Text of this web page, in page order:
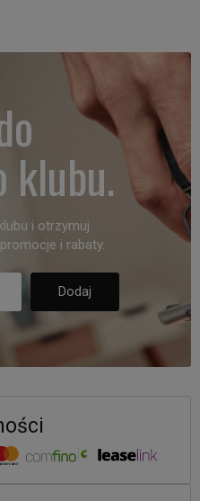
klubu.
i otrzymuj
i rabaty.